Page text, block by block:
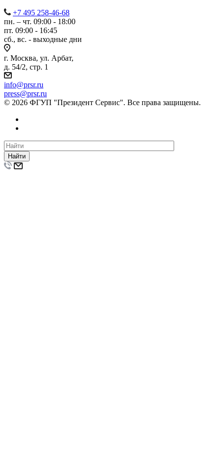
+7 495 258-46-68
пн. – чт. 09:00 - 18:00
пт. 09:00 - 16:45
сб., вс. - выходные дни
г. Москва, ул. Арбат,
д. 54/2, стр. 1
info@prsr.ru
press@prsr.ru
© 2026 ФГУП "Президент Сервис". Все права защищены.
Найти